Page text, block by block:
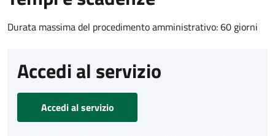
Durata massima del procedimento amministrativo: 60 giorni
Accedi al servizio
Accedi al servizio